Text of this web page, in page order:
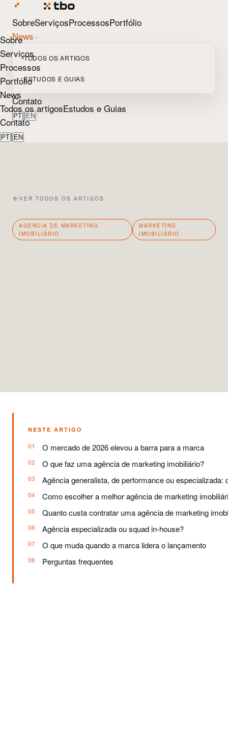
SobreServiçosProcessosPortfólio
News
TODOS OS ARTIGOS
ESTUDOS E GUIAS
Contato
PT | EN
Sobre
Serviços
Processos
Portfólio
News
Todos os artigosEstudos e Guias
Contato
PT | EN
VER TODOS OS ARTIGOS
AGENCIA DE MARKETING
IMOBILIÁRIO
MARKETING
IMOBILIÁRIO
NESTE ARTIGO
O mercado de 2026 elevou a barra para a marca
O que faz uma agência de marketing imobiliário?
Agência generalista, de performance ou especializada:
Como escolher a melhor agência de marketing
Quanto custa contratar uma agência de marketing
Agência especializada ou squad in-house?
O que muda quando a marca lidera o lançamento
Perguntas frequentes